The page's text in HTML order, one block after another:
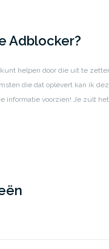
Adblocker?
helpen door die uit te
die dat oplevert kan ik
informatie voorzien! Je zult